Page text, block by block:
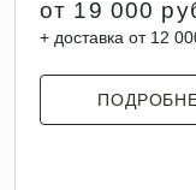
от 19 000
+ доставка от 12